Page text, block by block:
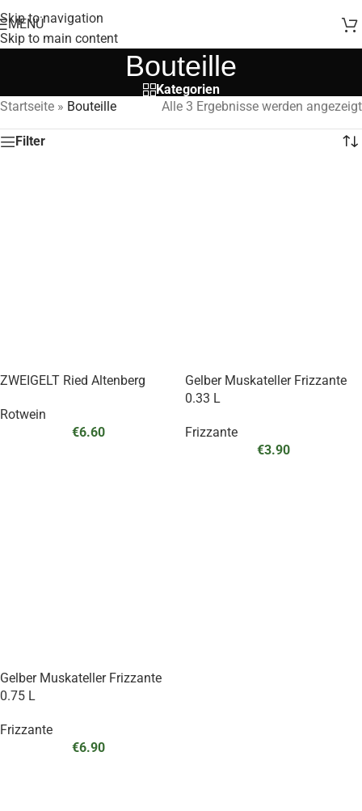
Skip to navigation
Skip to main content
MENÜ
Bouteille
Kategorien
Startseite » Bouteille Alle 3 Ergebnisse werden angezeigt
Filter
ZWEIGELT Ried Altenberg
Rotwein
€6.60
Gelber Muskateller Frizzante
0.33 L
Frizzante
€3.90
Gelber Muskateller Frizzante
0.75 L
Frizzante
€6.90